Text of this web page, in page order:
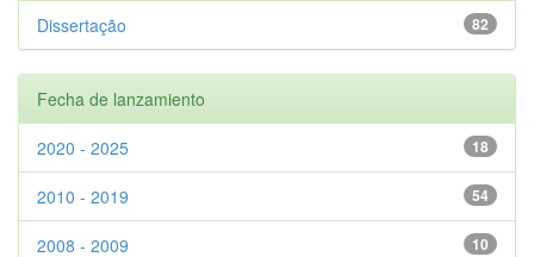
82
Dissertação
Fecha de lanzamiento
18
2020 - 2025
54
2010 - 2019
10
2008 - 2009